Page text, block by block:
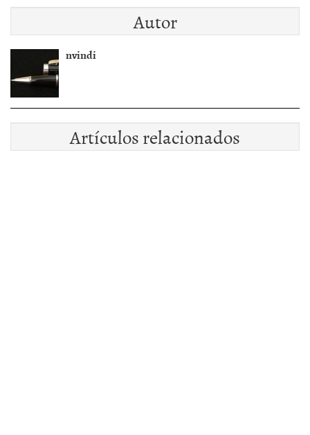
Autor
nvindi
Artículos relacionados